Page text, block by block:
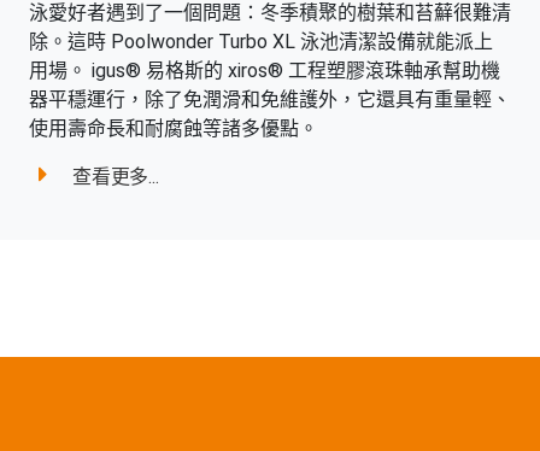
泳愛好者遇到了一個問題：冬季積聚的樹葉和苔蘚很難清
除。這時 Poolwonder Turbo XL 泳池清潔設備就能派上
用場。 igus® 易格斯的 xiros® 工程塑膠滾珠軸承幫助機
器平穩運行，除了免潤滑和免維護外，它還具有重量輕、
使用壽命長和耐腐蝕等諸多優點。
查看更多...